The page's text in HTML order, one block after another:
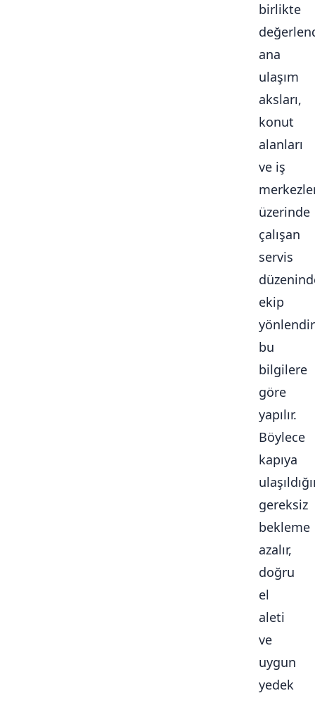
birlikte
ana
ulaşım
aksları,
konut
alanları
ve iş
üzerinde
çalışan
servis
ekip
bu
bilgilere
göre
yapılır.
Böylece
kapıya
gereksiz
bekleme
azalır,
doğru
el
aleti
ve
uygun
yedek